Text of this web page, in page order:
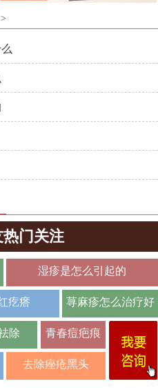
>
门关注
湿疹是怎么引起的
疙瘩 荨麻疹怎么治疗好
除 青春痘疤痕
去除痤疮黑头